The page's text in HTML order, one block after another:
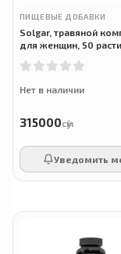
ПИЩЕВЫЕ ДОБАВКИ
Solgar, травяной
для женщин, 50
Нет в наличии
315000сӯм
Уведомить